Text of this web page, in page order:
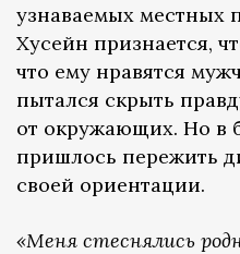
узнаваемых местных
Хусейн признается,
что ему нравятся
пытался скрыть
от окружающих. Но в
пришлось пережить
своей ориентации.
«Меня стеснялись